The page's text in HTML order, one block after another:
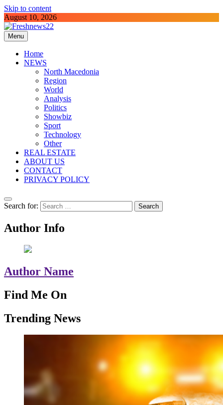
Skip to content
August 10, 2026
Freshnews22
Best News Website in North Macedonia
Menu
Home
NEWS
North Macedonia
Region
World
Analysis
Politics
Showbiz
Sport
Technology
Other
REAL ESTATE
ABOUT US
CONTACT
PRIVACY POLICY
Search for:
Author Info
Author Name
Find Me On
Trending News